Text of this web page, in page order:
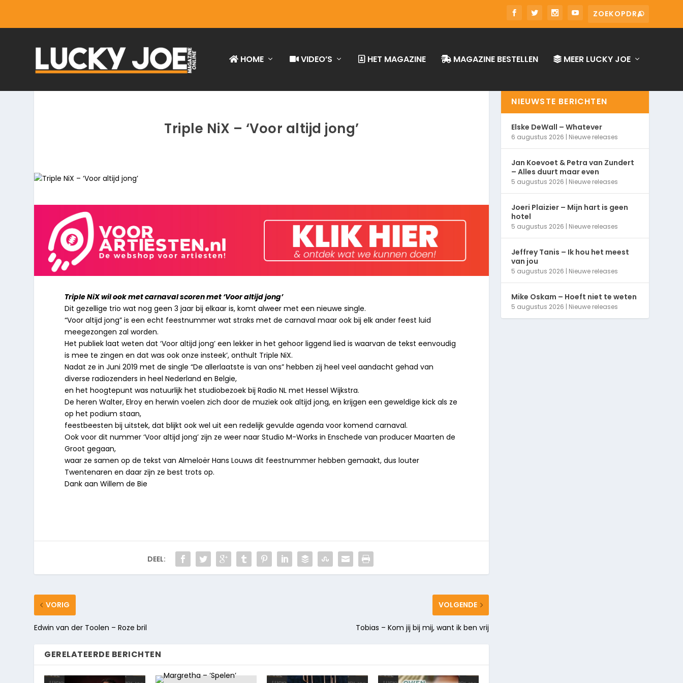
HOME VIDEO’S HET MAGAZINE MAGAZINE BESTELLEN MEER LUCKY JOE
Triple NiX – ‘Voor altijd jong’
Triple NiX wil ook met carnaval scoren met ‘Voor altijd jong’
Dit gezellige trio wat nog geen 3 jaar bij elkaar is, komt alweer met een nieuwe single.
“Voor altijd jong” is een echt feestnummer wat straks met de carnaval maar ook bij elk ander feest luid
meegezongen zal worden.
Het publiek laat weten dat ‘Voor altijd jong’ een lekker in het gehoor liggend lied is waarvan de tekst eenvoudig
is mee te zingen en dat was ook onze insteek’, onthult Triple NiX.
Nadat ze in Juni 2019 met de single “De allerlaatste is van ons” hebben zij heel veel aandacht gehad van
diverse radiozenders in heel Nederland en Belgie,
en het hoogtepunt was natuurlijk het studiobezoek bij Radio NL met Hessel Wijkstra.
De heren Walter, Elroy en herwin voelen zich door de muziek ook altijd jong, en krijgen een geweldige kick als ze
op het podium staan,
feestbeesten bij uitstek, dat blijkt ook wel uit een redelijk gevulde agenda voor komend carnaval.
Ook voor dit nummer ‘Voor altijd jong’ zijn ze weer naar Studio M-Works in Enschede van producer Maarten de
Groot gegaan,
waar ze samen op de tekst van Almeloër Hans Louws dit feestnummer hebben gemaakt, dus louter
Twentenaren en daar zijn ze best trots op.
Dank aan Willem de Bie
DEEL:
VORIG
Edwin van der Toolen – Roze bril
VOLGENDE
Tobias – Kom jij bij mij, want ik ben vrij
GERELATEERDE BERICHTEN
NIEUWSTE BERICHTEN
Elske DeWall – Whatever
6 augustus 2026 | Nieuwe releases
Jan Koevoet & Petra van Zundert
– Alles duurt maar even
5 augustus 2026 | Nieuwe releases
Joeri Plaizier – Mijn hart is geen
hotel
5 augustus 2026 | Nieuwe releases
Jeffrey Tanis – Ik hou het meest
van jou
5 augustus 2026 | Nieuwe releases
Mike Oskam – Hoeft niet te weten
5 augustus 2026 | Nieuwe releases